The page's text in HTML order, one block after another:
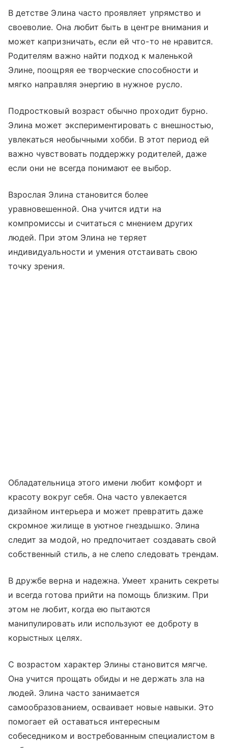
В детстве Элина часто проявляет упрямство и
своеволие. Она любит быть в центре внимания и
может капризничать, если ей что-то не нравится.
Родителям важно найти подход к маленькой
Элине, поощряя ее творческие способности и
мягко направляя энергию в нужное русло.
Подростковый возраст обычно проходит бурно.
Элина может экспериментировать с внешностью,
увлекаться необычными хобби. В этот период ей
важно чувствовать поддержку родителей, даже
если они не всегда понимают ее выбор.
Взрослая Элина становится более
уравновешенной. Она учится идти на
компромиссы и считаться с мнением других
людей. При этом Элина не теряет
индивидуальности и умения отстаивать свою
точку зрения.
Обладательница этого имени любит комфорт и
красоту вокруг себя. Она часто увлекается
дизайном интерьера и может превратить даже
скромное жилище в уютное гнездышко. Элина
следит за модой, но предпочитает создавать свой
собственный стиль, а не слепо следовать трендам.
В дружбе верна и надежна. Умеет хранить секреты
и всегда готова прийти на помощь близким. При
этом не любит, когда ею пытаются
манипулировать или используют ее доброту в
корыстных целях.
С возрастом характер Элины становится мягче.
Она учится прощать обиды и не держать зла на
людей. Элина часто занимается
самообразованием, осваивает новые навыки. Это
помогает ей оставаться интересным
собеседником и востребованным специалистом в